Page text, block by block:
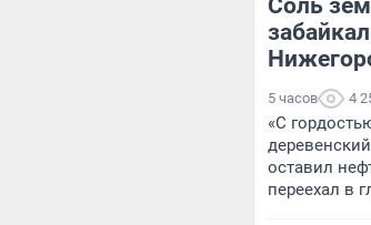
Соль
5 часов 4
«С
оставил
переехал в